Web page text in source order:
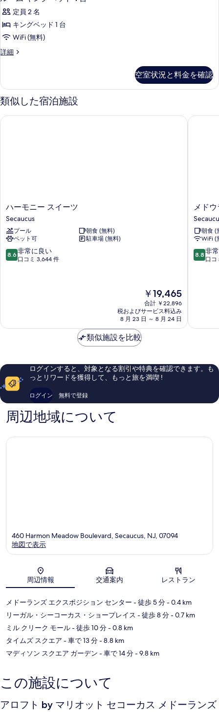
真
を
表
示
す
2
台
の
す
の
写
真
ッ
ド
台
の
詳
ー
ム
キ
グ
ッ
ド
1
台
真
を
表
示
す
定員 2 名
キングベッド 1 台
WiFi (無料)
詳細
ル
ン
グ
ベ
ド
空室状況と料金を確認
類似した宿泊施設
ハ
ー
モ
ニ
ー
ス
イ
ハーモニー スイーツ
Secaucus
プール
朝食 (無料)
ペット可
駐車場 (無料)
10
段
い、
3,644
件
の
コ
ミ
8.6 非常に良い
口コミ 3,644 件
現
在
の
料
金
￥19,465
合計 ￥22,896
税およびサービス料込み
8 月 23 日 ～ 8 月 24 日
ハーモニー スイーツ
メ
ド
ウ
ラ
ン
ズ
プ
メド
朝食 (
WiFi (
10
段
い、
2,416
件
8.8 非
口コ
メドウ
類似施設を比較
ログインすると、対象となる割引や特典を確認できます。も
っとリワードを獲得して、もっと旅を満喫 !
ログイン 無料で登録
周辺地域について
地図
460 Harmon Meadow Boulevard, Secaucus, NJ, 07094
地図で表示
周辺情報 交通案内 レストラン
メドーランズ エクスポジション センター - 徒歩 5 分- 0.4 km
リーガル・シーコーカス・ショープレイス - 徒歩 8 分- 0.7 km
ミル クリーク モール- 徒歩 10 分- 0.8 km
タイムズ スクエア - 車で 13 分- 8.8 km
マディソン スクエア ガーデン - 車で 14 分- 9.8 km
この施設について
アロフト by マリオット セコーカス メドーランズ